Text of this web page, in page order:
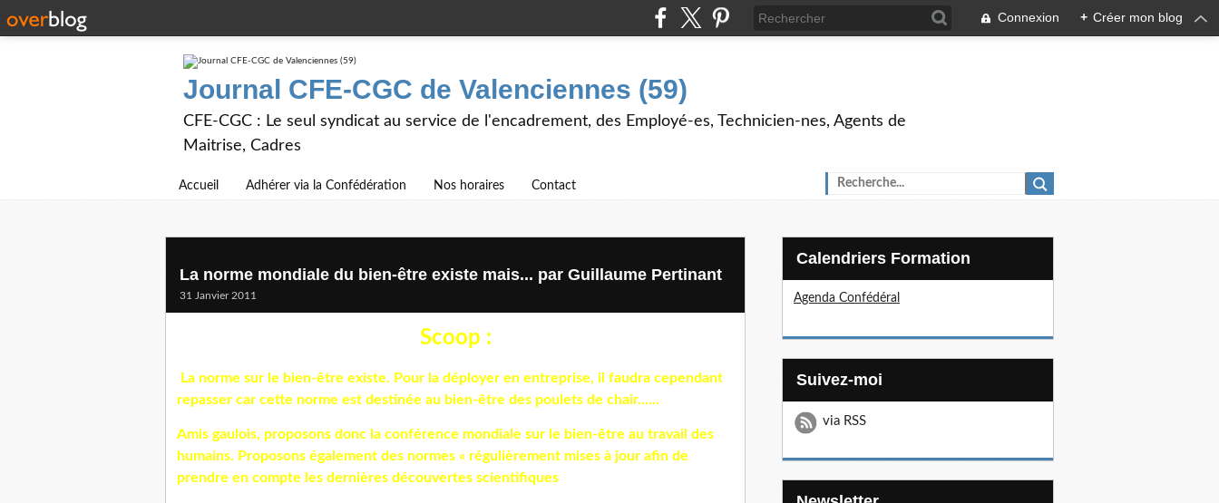
Connexion + Créer mon blog
Journal CFE-CGC de Valenciennes (59)
CFE-CGC : Le seul syndicat au service de l'encadrement, des Employé-es, Technicien-nes, Agents de
Maitrise, Cadres
Accueil Adhérer via la Confédération Nos horaires Contact
La norme mondiale du bien-être existe mais... par Guillaume Pertinant
31 Janvier 2011
Scoop :
La norme sur le bien-être existe. Pour la déployer en entreprise, il faudra cependant
repasser car cette norme est destinée au bien-être des poulets de chair......
Amis gaulois, proposons donc la conférence mondiale sur le bien-être au travail des
humains. Proposons également des normes « régulièrement mises à jour afin de
prendre en compte les dernières découvertes scientifiques
Calendriers Formation
Agenda Confédéral
Suivez-moi
via RSS